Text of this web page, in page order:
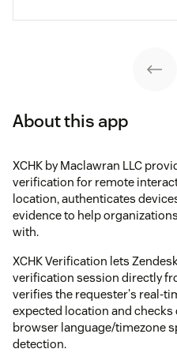
About this app
XCHK by Maclawran LLC
verification for remote
location, authenticates
evidence to help
with.
XCHK Verification lets
verification session directly
verifies the requester's real-
expected location and
browser language/timezone
detection.